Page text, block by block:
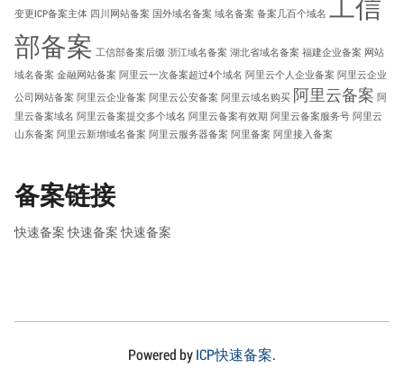
变更ICP备案主体 四川网站备案 国外域名备案 域名备案 备案几百个域名
部备案 工信部备案后缀 浙江域名备案 湖北省域名备案 福建企业备案 网站
域名备案 金融网站备案 阿里云一次备案超过4个域名 阿里云个人企业备案 阿里云企业
公司网站备案 阿里云企业备案 阿里云公安备案 阿里云域名购买 阿里云备案 阿
里云备案域名 阿里云备案提交多个域名 阿里云备案有效期 阿里云备案服务号 阿里云
山东备案 阿里云新增域名备案 阿里云服务器备案 阿里备案 阿里接入备案
备案链接
快速备案 快速备案 快速备案
Powered byICP快速备案.